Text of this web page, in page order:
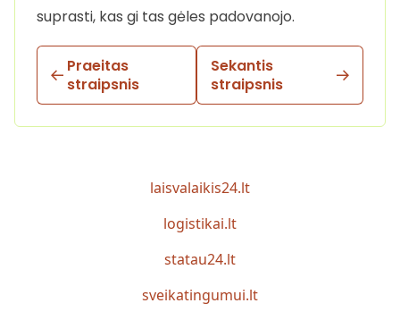
suprasti, kas gi tas gėles padovanojo.
Praeitas
straipsnis
Sekantis
straipsnis
laisvalaikis24.lt
logistikai.lt
statau24.lt
sveikatingumui.lt